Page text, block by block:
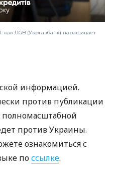
UGB (Укргазбанк) наращивает
информацией.
против публикации
полномасштабной
против Украины.
ознакомиться с
поссылке.